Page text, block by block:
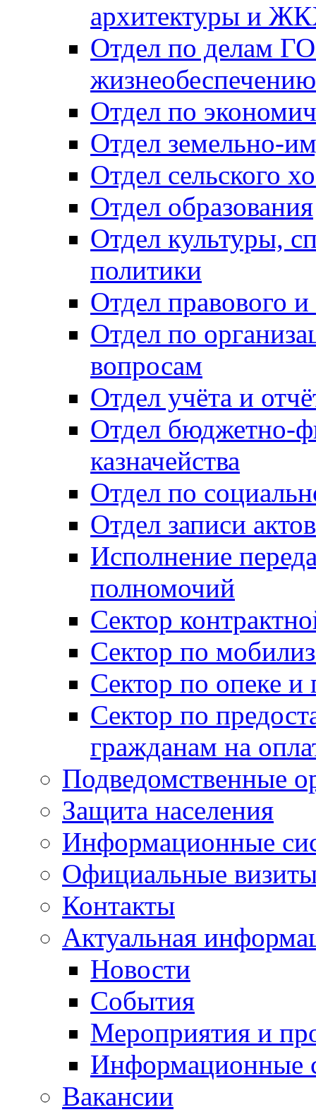
архитектуры и
Отдел по делам
Отдел по
Отдел земельно-
Отдел сельского
Отдел образования
Отдел культуры,
политики
Отдел правового
Отдел по
вопросам
Отдел учёта и
Отдел бюджетно-
казначейства
Отдел по
Отдел записи
Исполнение
полномочий
Сектор
Сектор по
Сектор по опеке и
Сектор по
гражданам на
Подведомственные
Защита населения
Информационные
Официальные
Контакты
Актуальная
Новости
События
Мероприятия и
Информационные
Вакансии